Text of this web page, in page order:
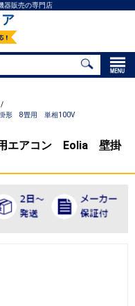
器販売の専門店
形 8畳用 単相100V
エアコン Eolia 壁掛